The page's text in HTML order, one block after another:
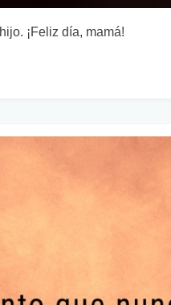
¡Feliz día, mamá!